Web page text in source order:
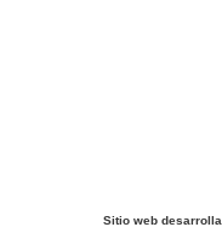
Sitio web